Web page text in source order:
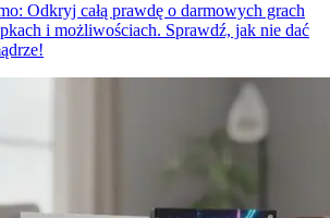
Odkryj całą prawdę o darmowych grach
i możliwościach. Sprawdź, jak nie dać